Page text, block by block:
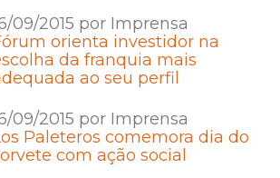
09/2015 por Imprensa
orienta investidor na
da franquia mais
ao seu perfil
09/2015 por Imprensa
Paleteros comemora dia do
com ação social